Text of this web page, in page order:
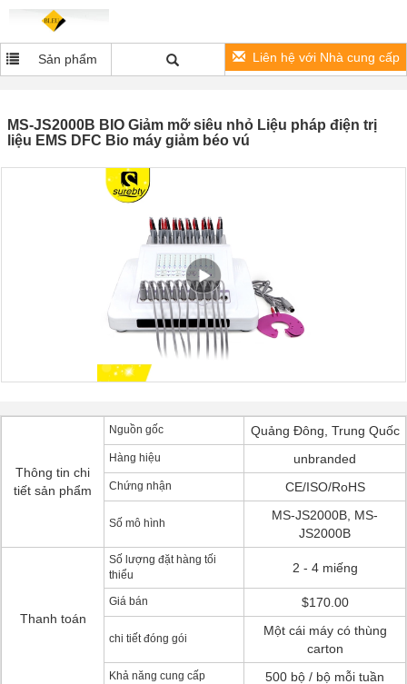
Sản phẩm Liên hệ với Nhà cung cấp
MS-JS2000B BIO Giảm mỡ siêu nhỏ Liệu pháp điện trị
liệu EMS DFC Bio máy giảm béo vú
Thông tin chi
tiết sản phẩm
Nguồn gốc Quảng Đông, Trung Quốc
Hàng hiệu unbranded
Chứng nhận CE/ISO/RoHS
Số mô hình
MS-JS2000B, MS-
JS2000B
Thanh toán
Số lượng đặt hàng tối
thiểu
2 - 4 miếng
Giá bán $170.00
chi tiết đóng gói
Một cái máy có thùng
carton
Khả năng cung cấp 500 bộ / bộ mỗi tuần